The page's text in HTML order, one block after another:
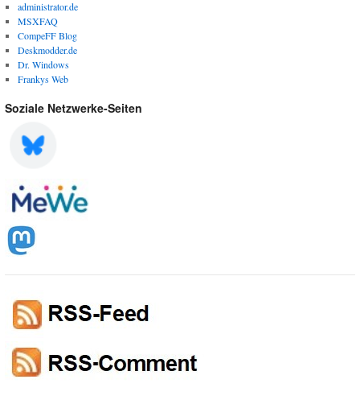
administrator.de
MSXFAQ
CompeFF Blog
Deskmodder.de
Dr. Windows
Frankys Web
Soziale Netzwerke-Seiten